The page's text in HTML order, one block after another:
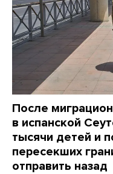
После
в испанской
тысячи детей и
пересекших
отправить назад